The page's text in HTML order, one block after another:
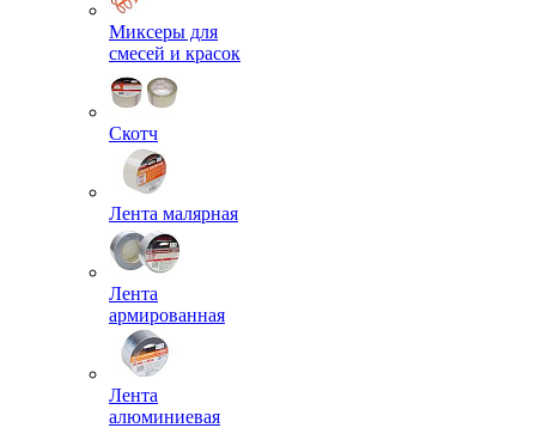
Миксеры для
смесей и красок
Скотч
Лента малярная
Лента
армированная
Лента
алюминиевая